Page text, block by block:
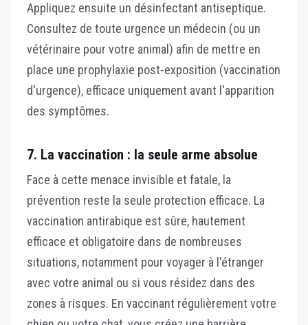
Appliquez ensuite un désinfectant antiseptique.
Consultez de toute urgence un médecin (ou un
vétérinaire pour votre animal) afin de mettre en
place une prophylaxie post-exposition (vaccination
d'urgence), efficace uniquement avant l'apparition
des symptômes.
7. La vaccination : la seule arme absolue
Face à cette menace invisible et fatale, la
prévention reste la seule protection efficace. La
vaccination antirabique est sûre, hautement
efficace et obligatoire dans de nombreuses
situations, notamment pour voyager à l'étranger
avec votre animal ou si vous résidez dans des
zones à risques. En vaccinant régulièrement votre